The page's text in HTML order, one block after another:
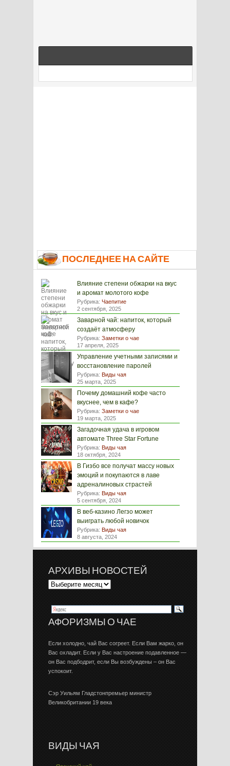
ПОСЛЕДНЕЕ НА САЙТЕ
Влияние степени обжарки на вкус
и аромат молотого кофе
Рубрика: Чаепитие
2 сентября, 2025
Заварной чай: напиток, который
создаёт атмосферу
Рубрика: Заметки о чае
17 апреля, 2025
Управление учетными записями и
восстановление паролей
Рубрика: Виды чая
25 марта, 2025
Почему домашний кофе часто
вкуснее, чем в кафе?
Рубрика: Заметки о чае
19 марта, 2025
Загадочная удача в игровом
автомате Three Star Fortune
Рубрика: Виды чая
18 октября, 2024
В Гизбо все получат массу новых
эмоций и покупаются в лаве
адреналиновых страстей
Рубрика: Виды чая
5 сентября, 2024
В веб-казино Легзо может
выиграть любой новичок
Рубрика: Виды чая
8 августа, 2024
АРХИВЫ НОВОСТЕЙ
АФОРИЗМЫ О ЧАЕ
Если холодно, чай Вас согреет. Если Вам жарко, он
Вас охладит. Если у Вас настроение подавленное —
он Вас подбодрит, если Вы возбуждены – он Вас
успокоит.
Сэр Уильям Гладстонпремьер министр
Великобритании 19 века
ВИДЫ ЧАЯ